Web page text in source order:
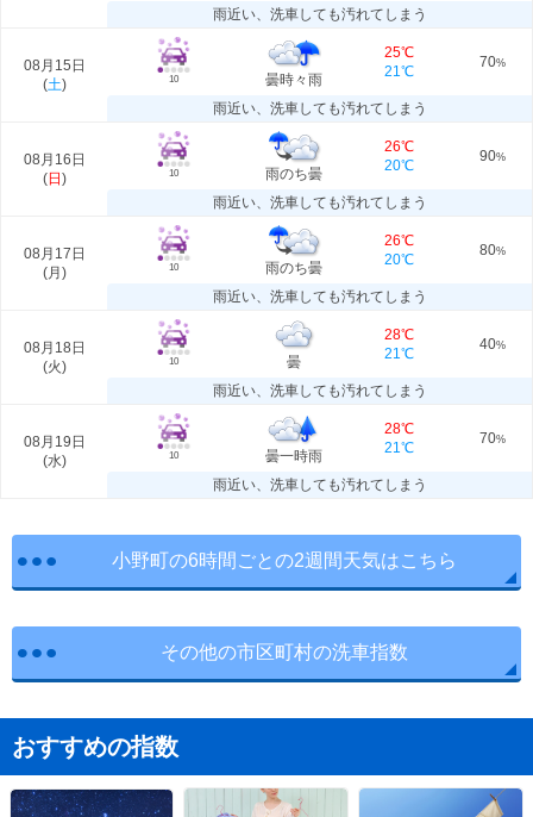
雨近い、洗車しても汚れてしまう
08月15日
(土) 10 曇時々雨
25℃
21℃
70%
雨近い、洗車しても汚れてしまう
08月16日
(日 ) 10 雨のち曇
26℃
20℃
90%
雨近い、洗車しても汚れてしまう
08月17日
(月 ) 10 雨のち曇
26℃
20℃
80%
雨近い、洗車しても汚れてしまう
08月18日
(火) 10 曇
28℃
21℃
40%
雨近い、洗車しても汚れてしまう
08月19日
(水) 10 曇一時雨
28℃
21℃
70%
雨近い、洗車しても汚れてしまう
小野町の6時間ごとの2週間天気はこちら
その他の市区町村の洗車指数
おすすめの指数